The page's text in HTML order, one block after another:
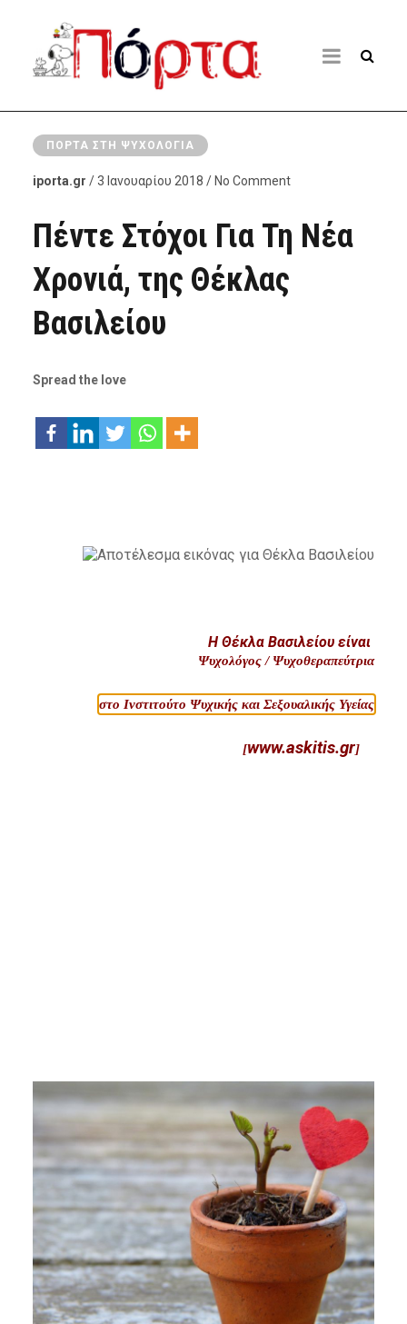
ΠΌΡΤΑ ΣΤΗ ΨΥΧΟΛΟΓΊΑ
iporta.gr / 3 Ιανουαρίου 2018 / No Comment
Πέντε Στόχοι Για Τη Νέα
Χρονιά, της Θέκλας
Βασιλείου
Spread the love
Η Θέκλα Βασιλείου είναι
Ψυχολόγος / Ψυχοθεραπεύτρια
στο Ινστιτούτο Ψυχικής και Σεξουαλικής Υγείας
[www.askitis.gr]